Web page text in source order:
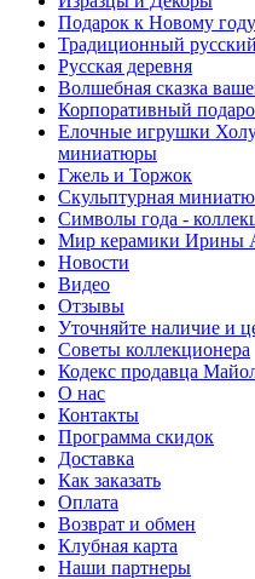
Подарок к Новому году
Традиционный
Русская деревня
Волшебная сказка
Корпоративный
Елочные игрушки
миниатюры
Гжель и Торжок
Скульптурная
Символы года -
Мир керамики Ирины
Новости
Видео
Отзывы
Уточняйте наличие и
Советы коллекционера
Кодекс продавца
О нас
Контакты
Программа скидок
Доставка
Как заказать
Оплата
Возврат и обмен
Клубная карта
Наши партнеры